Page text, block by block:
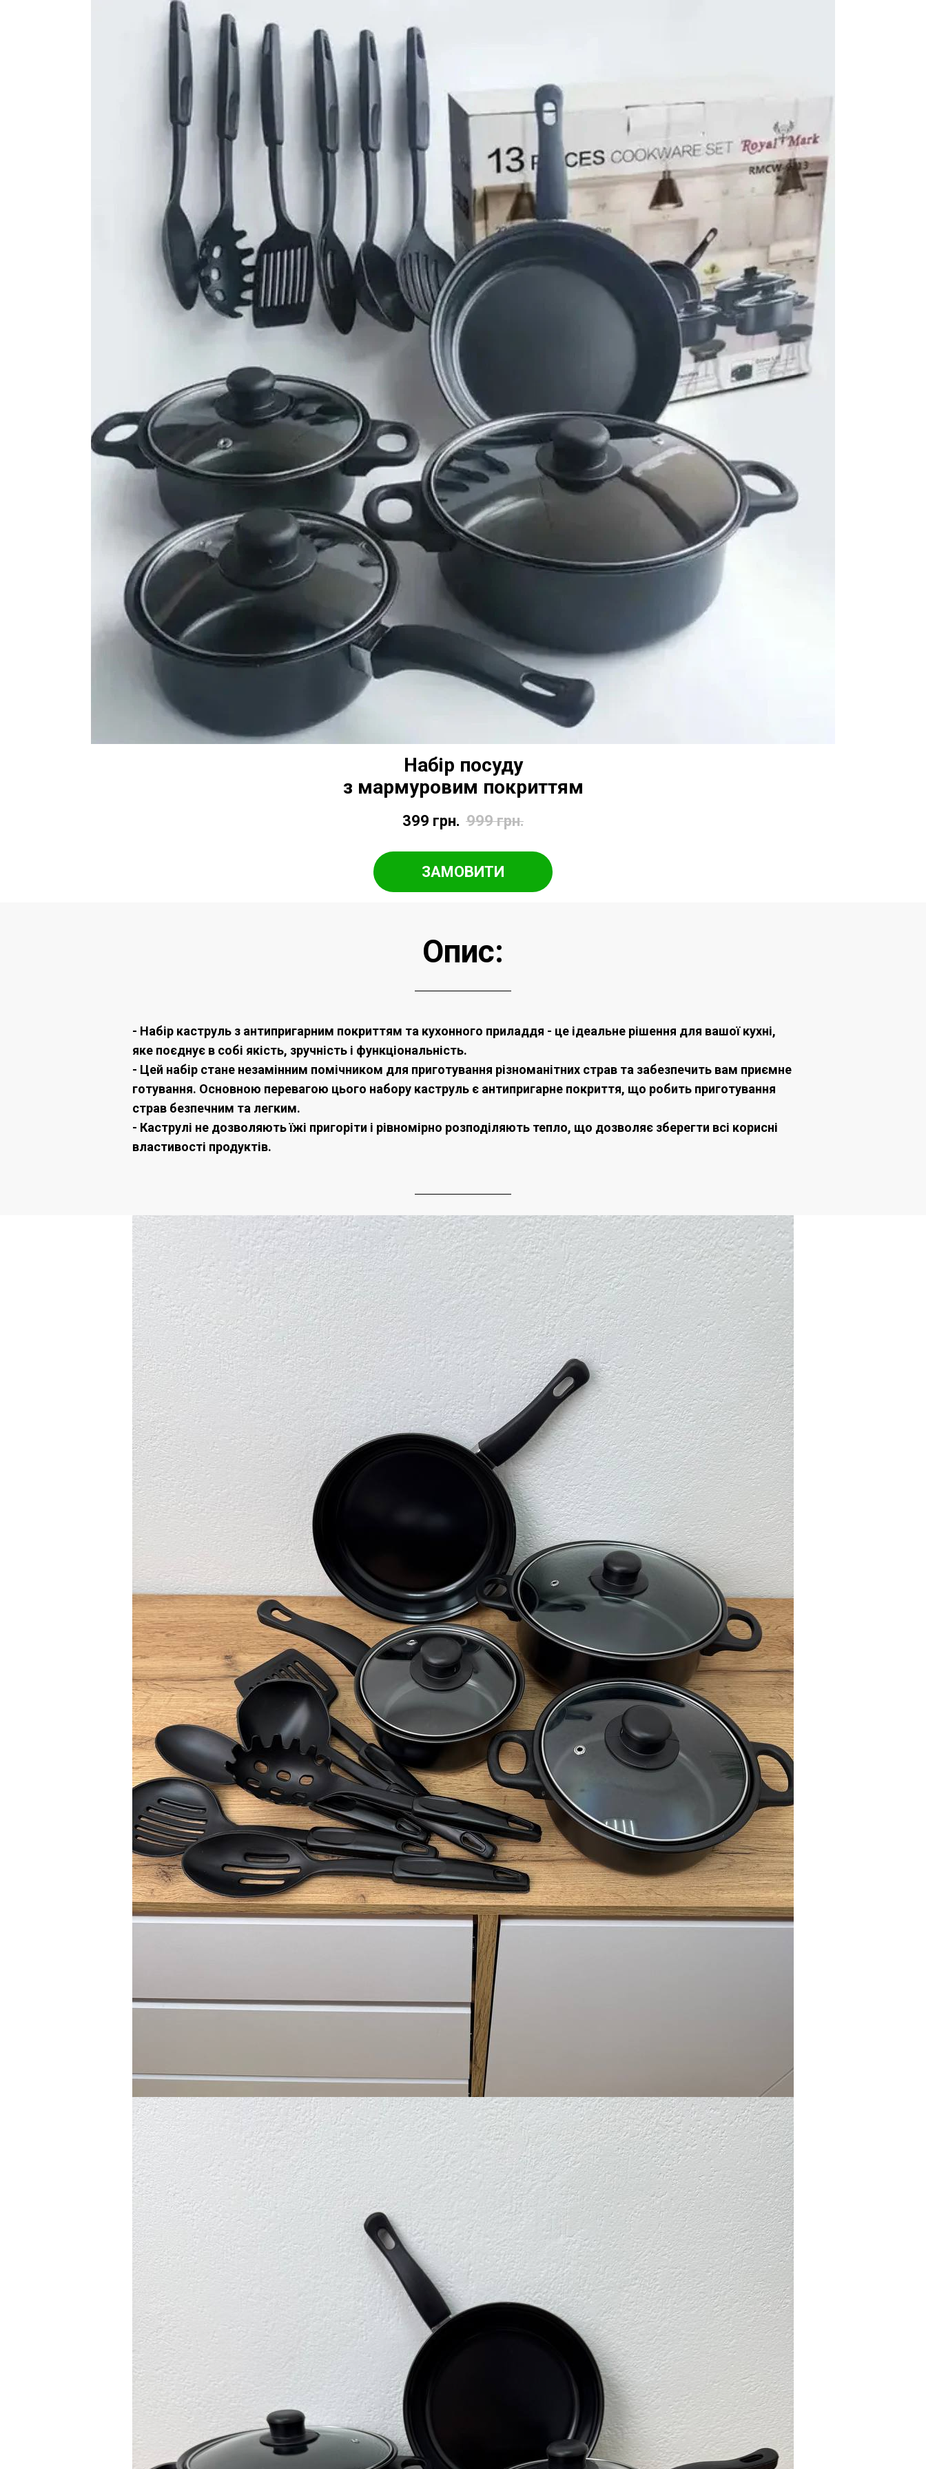
Набір посуду
з мармуровим покриттям
399 грн. 999 грн.
ЗАМОВИТИ
Опис:
- Набір каструль з антипригарним покриттям та кухонного приладдя - це ідеальне рішення для вашої кухні,
яке поєднує в собі якість, зручність і функціональність.
- Цей набір стане незамінним помічником для приготування різноманітних страв та забезпечить вам приємне
готування. Основною перевагою цього набору каструль є антипригарне покриття, що робить приготування
страв безпечним та легким.
- Каструлі не дозволяють їжі пригоріти і рівномірно розподіляють тепло, що дозволяє зберегти всі корисні
властивості продуктів.